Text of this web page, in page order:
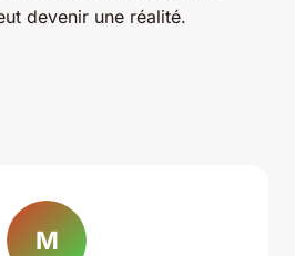
devenir une réalité.
M